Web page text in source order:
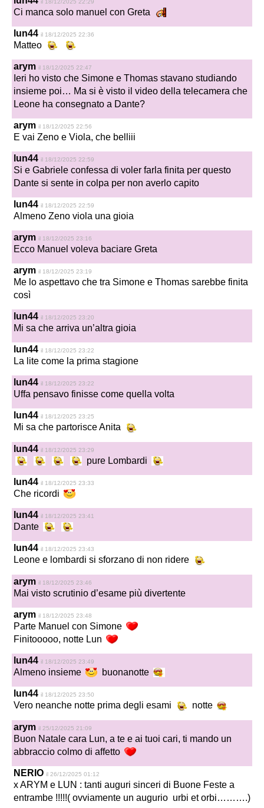
il 18/12/2025 22:29
Ci manca solo manuel con Greta
lun44 il 18/12/2025 22:36
Matteo
arym il 18/12/2025 22:47
Ieri ho visto che Simone e Thomas stavano studiando
insieme poi… Ma si è visto il video della telecamera che
Leone ha consegnato a Dante?
arym il 18/12/2025 22:56
E vai Zeno e Viola, che belliii
lun44 il 18/12/2025 22:59
Si e Gabriele confessa di voler farla finita per questo
Dante si sente in colpa per non averlo capito
lun44 il 18/12/2025 22:59
Almeno Zeno viola una gioia
arym il 18/12/2025 23:16
Ecco Manuel voleva baciare Greta
arym il 18/12/2025 23:19
Me lo aspettavo che tra Simone e Thomas sarebbe finita
così
lun44 il 18/12/2025 23:20
Mi sa che arriva un’altra gioia
lun44 il 18/12/2025 23:22
La lite come la prima stagione
lun44 il 18/12/2025 23:22
Uffa pensavo finisse come quella volta
lun44 il 18/12/2025 23:25
Mi sa che partorisce Anita
lun44 il 18/12/2025 23:29
pure Lombardi
lun44 il 18/12/2025 23:33
Che ricordi
lun44 il 18/12/2025 23:41
Dante
lun44 il 18/12/2025 23:43
Leone e lombardi si sforzano di non ridere
arym il 18/12/2025 23:46
Mai visto scrutinio d’esame più divertente
arym il 18/12/2025 23:48
Parte Manuel con Simone
Finitooooo, notte Lun
lun44 il 18/12/2025 23:49
Almeno insieme buonanotte
lun44 il 18/12/2025 23:50
Vero neanche notte prima degli esami notte
arym il 25/12/2025 21:09
Buon Natale cara Lun, a te e ai tuoi cari, ti mando un
abbraccio colmo di affetto
NERIO il 26/12/2025 01:12
x ARYM e LUN : tanti auguri sinceri di Buone Feste a
entrambe !!!!!( ovviamente un augurio urbi et orbi……….)